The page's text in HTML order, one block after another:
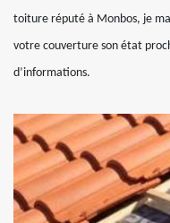
toiture réputé à Monbos, je
votre couverture son état
d’informations.